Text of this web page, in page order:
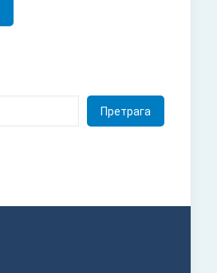
Претрага